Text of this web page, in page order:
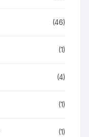
(46)
(1)
(4)
(1)
(1)